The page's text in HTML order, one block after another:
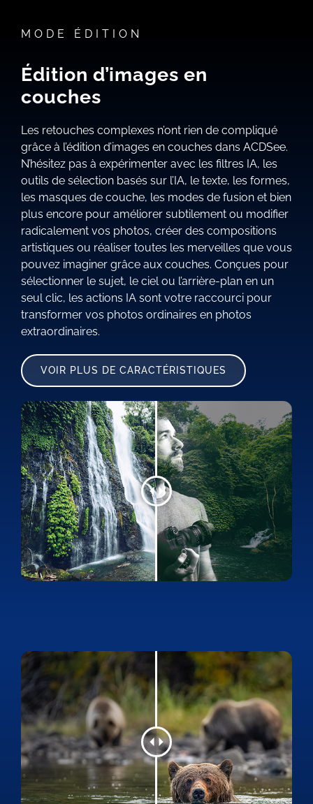
MODE ÉDITION
Édition d’images en
couches
Les retouches complexes n’ont rien de compliqué
grâce à l’édition d’images en couches dans ACDSee.
N’hésitez pas à expérimenter avec les filtres IA, les
outils de sélection basés sur l’IA, le texte, les formes,
les masques de couche, les modes de fusion et bien
plus encore pour améliorer subtilement ou modifier
radicalement vos photos, créer des compositions
artistiques ou réaliser toutes les merveilles que vous
pouvez imaginer grâce aux couches. Conçues pour
sélectionner le sujet, le ciel ou l’arrière-plan en un
seul clic, les actions IA sont votre raccourci pour
transformer vos photos ordinaires en photos
extraordinaires.
VOIR PLUS DE CARACTÉRISTIQUES